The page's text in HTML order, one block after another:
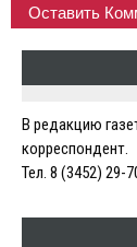
В редакцию
корреспондент.
Тел. 8 (3452) 29-